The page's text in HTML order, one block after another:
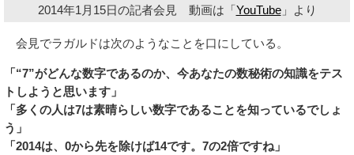
2014年1月15日の記者会見 動画は「YouTube」より
会見でラガルドは次のようなことを口にしている。
「“7”がどんな数字であるのか、今あなたの数秘術の知識をテス
トしようと思います」
「多くの人は7は素晴らしい数字であることを知っているでしょ
う」
「2014は、0から先を除けば14です。7の2倍ですね」